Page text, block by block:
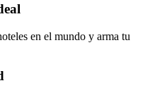
en el mundo y arma tu